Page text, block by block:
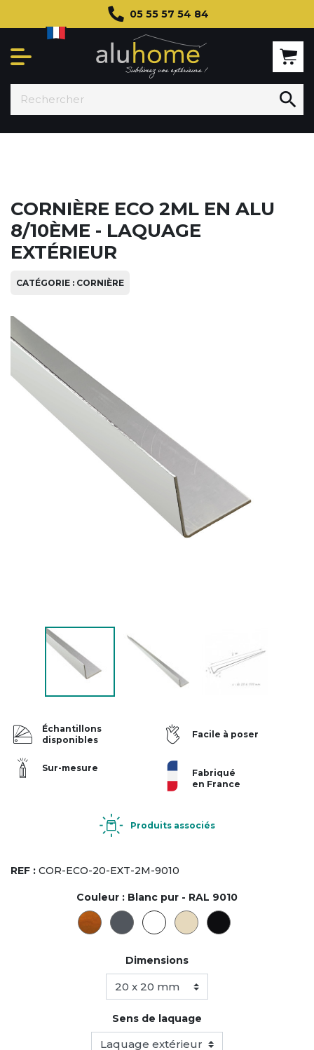
05 55 57 54 84

CORNIÈRE ECO 2ML EN ALU
8/10ÈME - LAQUAGE
EXTÉRIEUR
CATÉGORIE : CORNIÈRE
Échantillons
disponibles
Facile à poser
Sur-mesure
Fabriqué
en France
Produits associés
REF : COR-ECO-20-EXT-2M-9010
Couleur : Blanc pur - RAL 9010
Dimensions
Sens de laquage